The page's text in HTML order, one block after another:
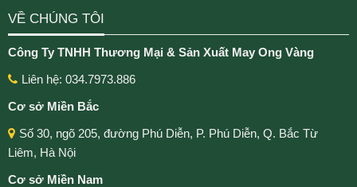
VỀ CHÚNG TÔI
Công Ty TNHH Thương Mại & Sản Xuất May Ong Vàng
Liên hệ: 034.7973.886
Cơ sở Miền Bắc
Số 30, ngõ 205, đường Phú Diễn, P. Phú Diễn, Q. Bắc Từ
Liêm, Hà Nội
Cơ sở Miền Nam